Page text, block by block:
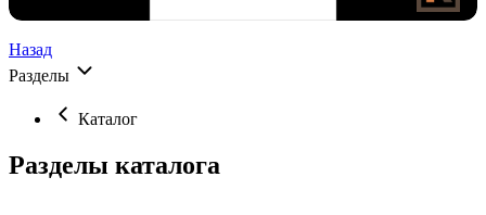
Назад
Разделы
Каталог
Разделы каталога